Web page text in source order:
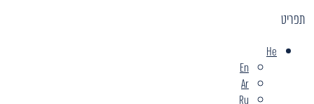
תפריט
He
En
Ar
Ru